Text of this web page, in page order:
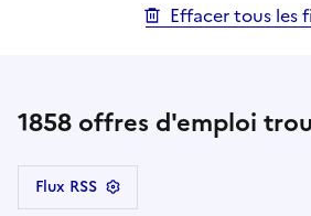
Effacer tous les
1858 offres d'emploi
Flux RSS